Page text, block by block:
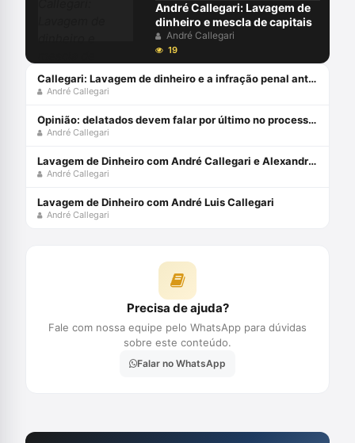
André Callegari: Lavagem de
dinheiro e mescla de capitais
André Callegari
19
Callegari: Lavagem de dinheiro e a infração penal antecedente
André Callegari
Opinião: delatados devem falar por último no processo penal
André Callegari
Lavagem de Dinheiro com André Callegari e Alexandre Morais da Rosa
André Callegari
Lavagem de Dinheiro com André Luis Callegari
André Callegari
Precisa de ajuda?
Fale com nossa equipe pelo WhatsApp para dúvidas
sobre este conteúdo.
Falar no WhatsApp